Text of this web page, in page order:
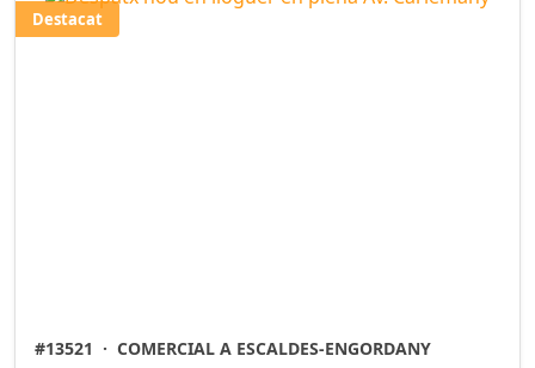
Destacat
#13521 · COMERCIAL A ESCALDES-ENGORDANY